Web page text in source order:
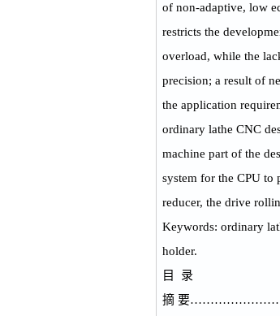
of non-adaptive, low
restricts the
overload, while the
precision; a result of
the application
ordinary lathe CNC
machine part of the
system for the CPU to
reducer, the drive
Keywords: ordinary
holder.
目 录
摘 要